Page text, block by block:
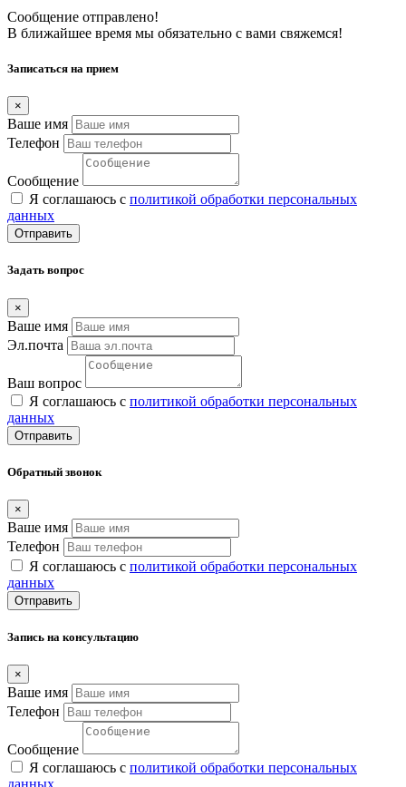
Сообщение отправлено!
В ближайшее время мы обязательно с вами свяжемся!
Записаться на прием
×
Ваше имя
Телефон
Сообщение
Я соглашаюсь с политикой обработки персональных
данных
Отправить
Задать вопрос
×
Ваше имя
Эл.почта
Ваш вопрос
Я соглашаюсь с политикой обработки персональных
данных
Отправить
Обратный звонок
×
Ваше имя
Телефон
Я соглашаюсь с политикой обработки персональных
данных
Отправить
Запись на консультацию
×
Ваше имя
Телефон
Сообщение
Я соглашаюсь с политикой обработки персональных